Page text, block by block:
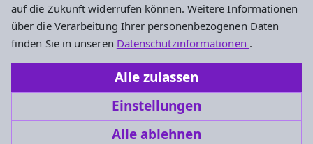
auf die Zukunft widerrufen können. Weitere Informationen
über die Verarbeitung Ihrer personenbezogenen Daten
finden Sie in unseren Datenschutzinformationen .
Alle zulassen
Einstellungen
Alle ablehnen
Evangelisches Dekanat an der Lahn
Dietkircher Weg 5a
65549 Limburg an der Lahn
dekanat.lahn@ekhn.de